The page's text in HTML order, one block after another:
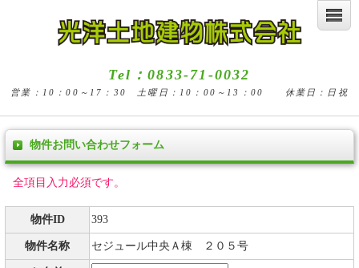
Tel：0833-71-0032
営業：10：00～17：30 土曜日：10：00～13：00 休業日：日祝
物件お問い合わせフォーム
全項目入力必須です。
物件ID 393
物件名称 セジュール中央Ａ棟 ２０５号